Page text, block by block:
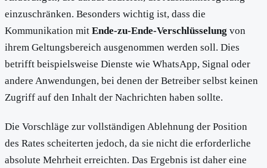
einzuschränken. Besonders wichtig ist, dass die
Kommunikation mit Ende-zu-Ende-Verschlüsselung von
ihrem Geltungsbereich ausgenommen werden soll. Dies
betrifft beispielsweise Dienste wie WhatsApp, Signal oder
andere Anwendungen, bei denen der Betreiber selbst keinen
Zugriff auf den Inhalt der Nachrichten haben sollte.
Die Vorschläge zur vollständigen Ablehnung der Position
des Rates scheiterten jedoch, da sie nicht die erforderliche
absolute Mehrheit erreichten. Das Ergebnis ist daher eine